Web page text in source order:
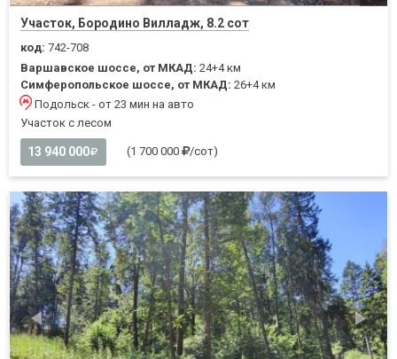
Участок, Бородино Вилладж, 8.2 сот
код: 742-708
Варшавское шоссе, от МКАД: 24+4 км
Симферопольское шоссе, от МКАД: 26+4 км
Подольск - от 23 мин на авто
Участок с лесом
13 940 000 (1 700 000 /сот)